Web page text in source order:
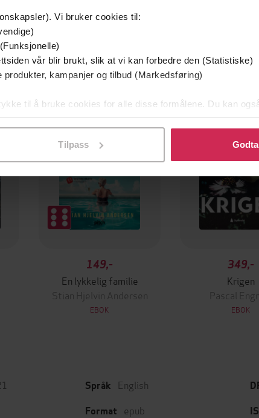
Vi bruker cookies til:
vår blir brukt, slik at vi kan forbedre den (Statistiske)
kampanjer og tilbud (Markedsføring)
til å bruke cookies for alle disse formålene. Du kan
«Tilpass». Du kan når som helst trekke tilbake eller
Tilpass
Premium
149,-
En lykkelig familie
Stian Hjelvin Andersen
EBOK
349,-
Krigen
Pascal
EBOK
Språk English
Format epub